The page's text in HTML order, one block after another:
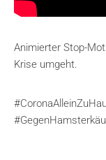
Animierter Stop-
Krise umgeht.